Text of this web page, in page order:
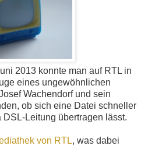
2013 konnte man auf RTL in
eines ungewöhnlichen
Wachendorf und sein
ob sich eine Datei schneller
Leitung übertragen lässt.
von RTL, was dabei